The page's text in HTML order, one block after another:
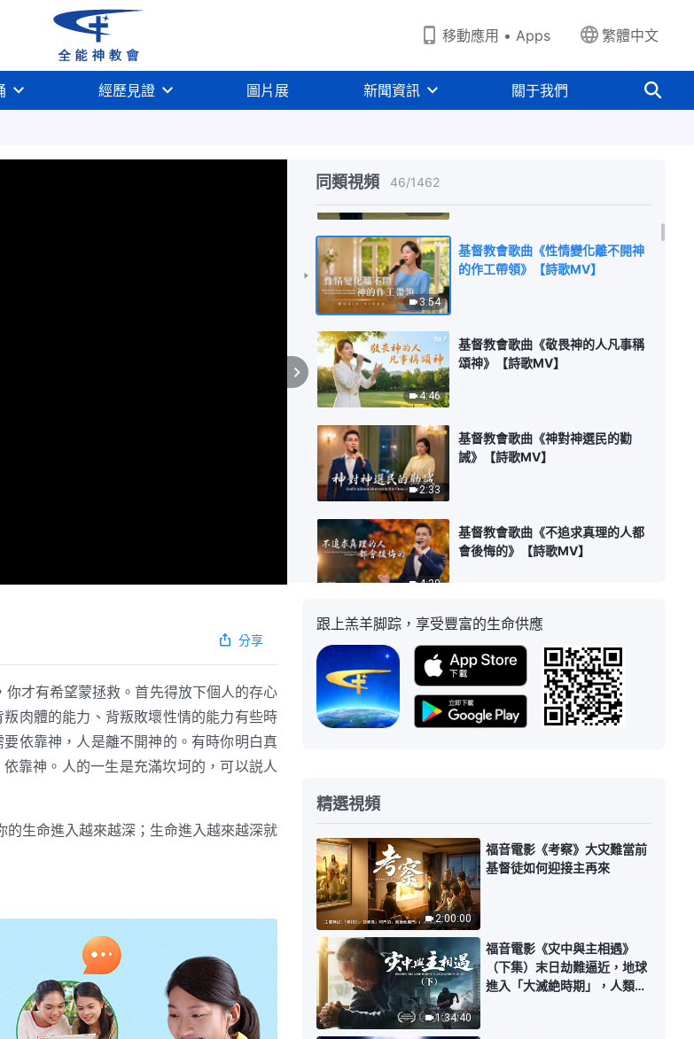
移動應用 • Apps 繁體中文
經歷見證 圖片展 新聞資訊 關于我們
同類視頻 46/1462
3:42
離惡而變得完全》【詩歌MV】
5:42
3:54
基督教會歌曲《性情變化離不開神
的作工帶領》【詩歌MV】
4:46
基督教會歌曲《敬畏神的人凡事稱
頌神》【詩歌MV】
2:33
基督教會歌曲《神對神選民的勸
誡》【詩歌MV】
4:29
基督教會歌曲《不追求真理的人都
會後悔的》【詩歌MV】
4:09
基督教會歌曲《彼得對神最有認
識》【詩歌MV】
基督教會歌曲《神的肉身與靈的實
5:30
5:40
基督教會歌曲《人説話做事應根據
神的話》【詩歌MV】
基督教會歌曲《人能憑神的話活着
是神所期盼的》【詩歌MV】
分享
才有希望蒙拯救。首先得放下個人的存心
肉體的能力、背叛敗壞性情的能力有些時
依靠神，人是離不開神的。有時你明白真
依靠神。人的一生是充滿坎坷的，可以説人
生命進入越來越深；生命進入越來越深就
不是只有感性的心願、願望、志向，不是
世基督座談紀要・實行真理才有生命進入》
跟上羔羊脚踪，享受豐富的生命供應
精選視頻
2:00:00
福音電影《考察》大灾難當前
基督徒如何迎接主再來
1:34:40
福音電影《灾中與主相遇》
（下集）末日劫難逼近，地球
進入「大滅絶時期」，人類進